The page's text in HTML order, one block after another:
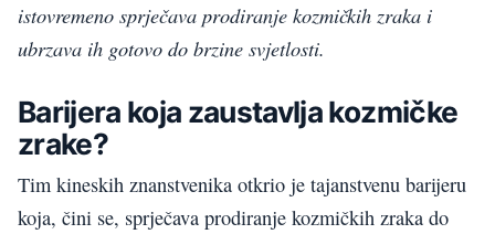
istovremeno sprječava prodiranje kozmičkih zraka i
ubrzava ih gotovo do brzine svjetlosti.
Barijera koja zaustavlja kozmičke
zrake?
Tim kineskih znanstvenika otkrio je tajanstvenu barijeru
koja, čini se, sprječava prodiranje kozmičkih zraka do